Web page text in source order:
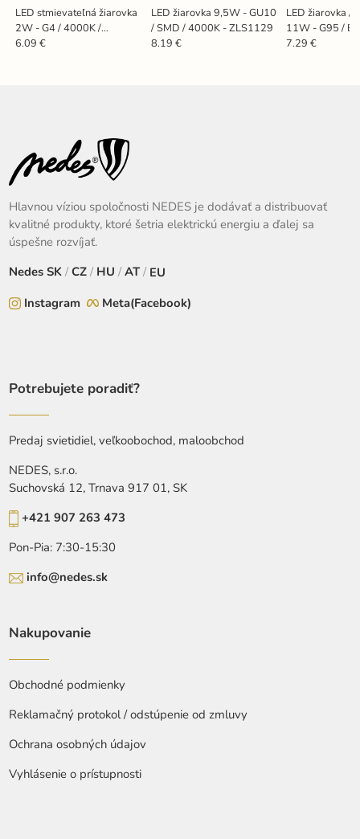
LED stmievateľná žiarovka
2W - G4 / 4000K /
ZLS422CD
6.09 €
LED žiarovka 9,5W - GU10
/ SMD / 4000K - ZLS1129
8.19 €
LED žiarovka /
11W - G95 /
- ZLF911
7.29 €
Hlavnou víziou spoločnosti NEDES je dodávať a distribuovať
kvalitné produkty, ktoré šetria elektrickú energiu a ďalej sa
úspešne rozvíjať.
NedesSK / CZ / HU / AT / EU
Instagram
Meta(Facebook)
Potrebujete poradiť?
Predaj svietidiel, veľkoobochod, maloobchod
NEDES, s.r.o.
Suchovská 12, Trnava 917 01, SK
+421 907 263 473
Pon-Pia: 7:30-15:30
info@nedes.sk
Nakupovanie
Obchodné podmienky
Reklamačný protokol / odstúpenie od zmluvy
Ochrana osobných údajov
Vyhlásenie o prístupnosti